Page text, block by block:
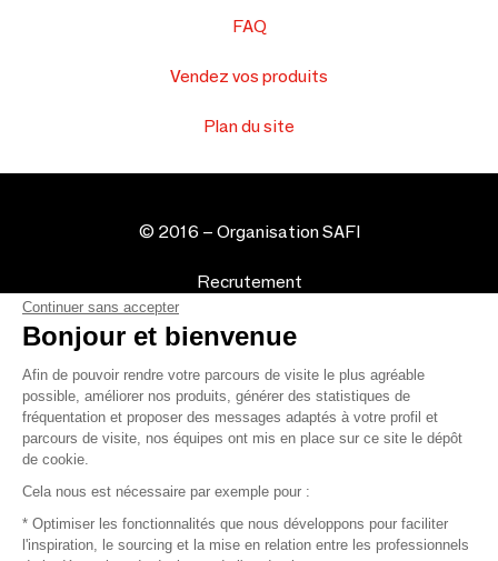
FAQ
Vendez vos produits
Plan du site
© 2016 – Organisation SAFI
Recrutement
Presse
Devenir partenaire
Mentions légales
Conditions commerciales
Retours et remboursements
Continuer sans accepter
Bonjour et bienvenue
Afin de pouvoir rendre votre parcours de visite le plus agréable
possible, améliorer nos produits, générer des statistiques de
fréquentation et proposer des messages adaptés à votre profil et
parcours de visite, nos équipes ont mis en place sur ce site le dépôt
de cookie.
Cela nous est nécessaire par exemple pour :
* Optimiser les fonctionnalités que nous développons pour faciliter
l'inspiration, le sourcing et la mise en relation entre les professionnels